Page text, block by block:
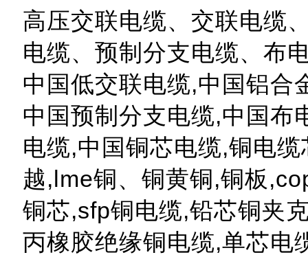
高压交联电缆、交联电缆
电缆、预制分支电缆、布
中国低交联电缆,中国铝合
中国预制分支电缆,中国布
电缆,中国铜芯电缆,铜电
越,lme铜、铜黄铜,铜板
铜芯,sfp铜电缆,铅芯铜夹
丙橡胶绝缘铜电缆,单芯电